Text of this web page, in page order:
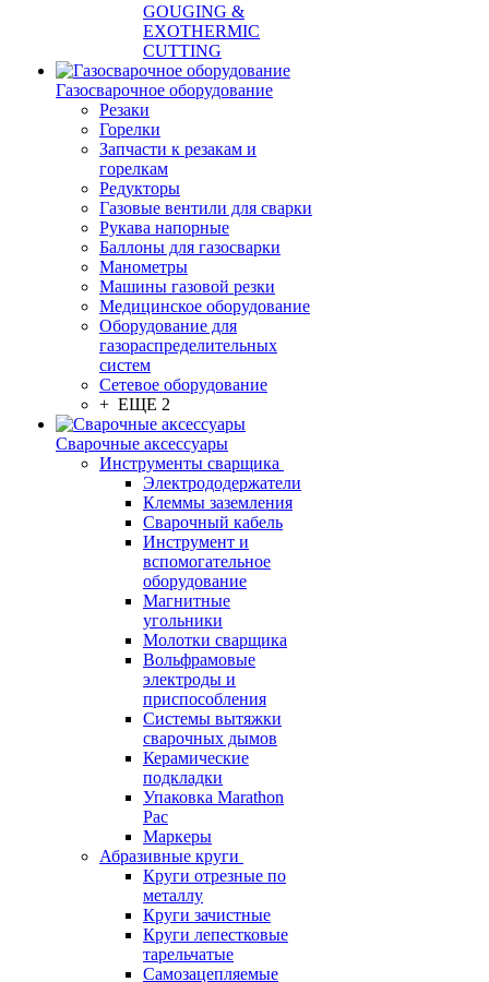
GOUGING &
EXOTHERMIC
CUTTING
Газосварочное оборудование
Резаки
Горелки
Запчасти к резакам и
горелкам
Редукторы
Газовые вентили для сварки
Рукава напорные
Баллоны для газосварки
Манометры
Машины газовой резки
Медицинское оборудование
Оборудование для
газораспределительных
систем
Сетевое оборудование
+ ЕЩЕ 2
Сварочные аксессуары
Инструменты сварщика
Электрододержатели
Клеммы заземления
Сварочный кабель
Инструмент и
вспомогательное
оборудование
Магнитные
угольники
Молотки сварщика
Вольфрамовые
электроды и
приспособления
Системы вытяжки
сварочных дымов
Керамические
подкладки
Упаковка Marathon
Pac
Маркеры
Абразивные круги
Круги отрезные по
металлу
Круги зачистные
Круги лепестковые
тарельчатые
Самозацепляемые